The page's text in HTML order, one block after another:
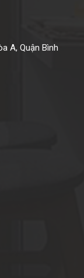
A, Quận Bình